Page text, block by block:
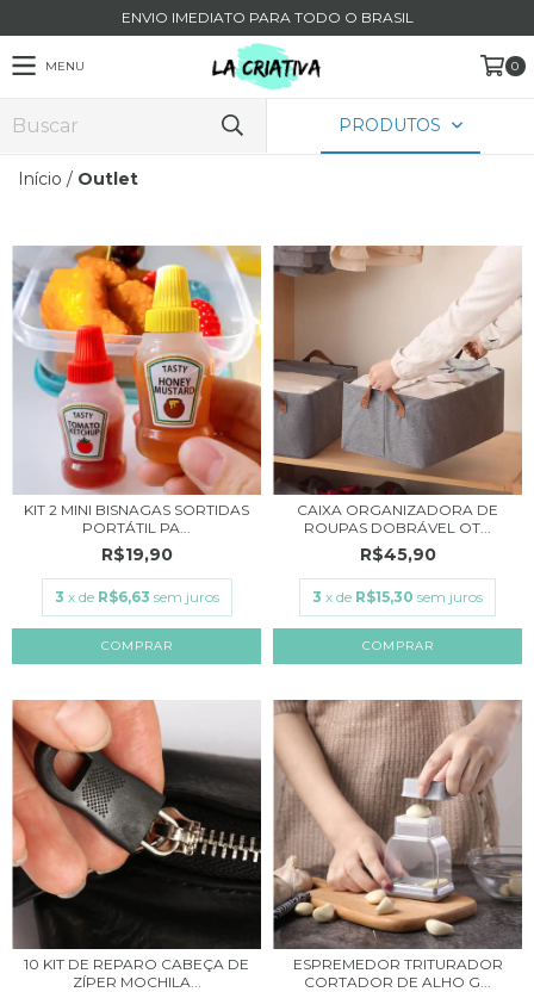
ENVIO IMEDIATO PARA TODO O BRASIL
MENU 0
PRODUTOS
Início / Outlet
KIT 2 MINI BISNAGAS SORTIDAS
PORTÁTIL PA...
R$19,90
3 x de R$6,63 sem juros
CAIXA ORGANIZADORA DE
ROUPAS DOBRÁVEL OT...
R$45,90
3 x de R$15,30 sem juros
10 KIT DE REPARO CABEÇA DE
ZÍPER MOCHILA...
ESPREMEDOR TRITURADOR
CORTADOR DE ALHO G...